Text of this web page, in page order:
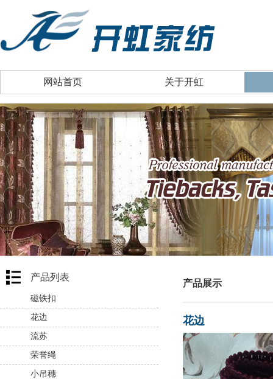
网站首页 关于开虹
产品列表
磁铁扣
花边
流苏
荣誉绳
小吊穗
产品展示
花边